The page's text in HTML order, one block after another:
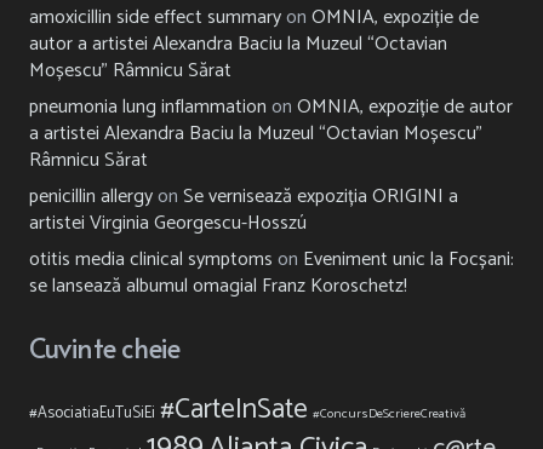
amoxicillin side effect summaryonOMNIA, expoziție de
autor a artistei Alexandra Baciu la Muzeul “Octavian
Moșescu” Râmnicu Sărat
pneumonia lung inflammationonOMNIA, expoziție de autor
a artistei Alexandra Baciu la Muzeul “Octavian Moșescu”
Râmnicu Sărat
penicillin allergyonSe vernisează expoziția ORIGINI a
artistei Virginia Georgescu-Hosszú
otitis media clinical symptomson Eveniment unic la Focșani:
se lansează albumul omagial Franz Koroschetz!
Cuvinte cheie
#AsociatiaEuTuSiEi #CarteInSate #ConcursDeScriereCreativă